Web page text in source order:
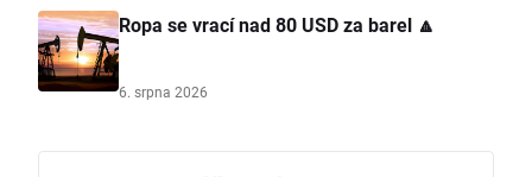
Ropa se vrací nad 80 USD za barel 🔼
6. srpna 2026